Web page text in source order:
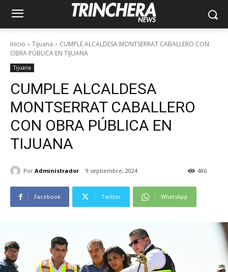
Inicio Tijuana
CUMPLE ALCALDESA MONTSERRAT CABALLERO CON
OBRA PÚBLICA EN TIJUANA
Tijuana
CUMPLE ALCALDESA
MONTSERRAT CABALLERO
CON OBRA PÚBLICA EN
TIJUANA
Por Administrador 9 septiembre, 2024 486
Facebook Twitter WhatsApp